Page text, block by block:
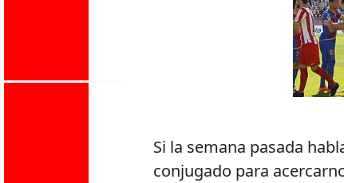
Si la semana pasada
conjugado para